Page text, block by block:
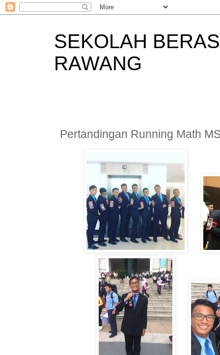
SEKOLAH
RAWANG
Pertandingan Running Math